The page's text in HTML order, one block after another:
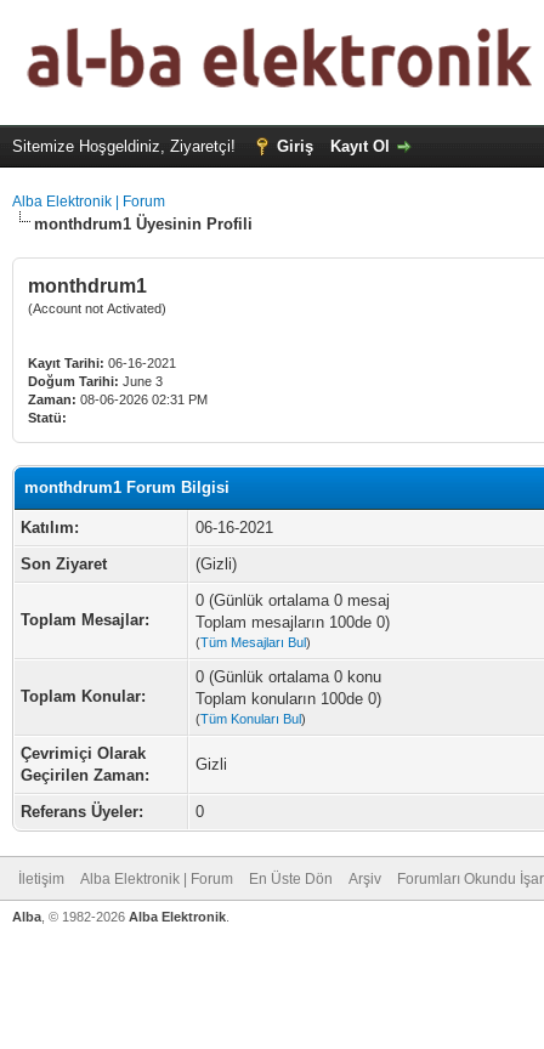
Sitemize Hoşgeldiniz, Ziyaretçi! Giriş Kayıt Ol
Alba Elektronik | Forum
monthdrum1 Üyesinin Profili
monthdrum1
(Account not Activated)
Kayıt Tarihi: 06-16-2021
Doğum Tarihi: June 3
Zaman: 08-06-2026 02:31 PM
Statü:
monthdrum1 Forum Bilgisi
Katılım:
06-16-2021
Son Ziyaret
(Gizli)
Toplam Mesajlar:
0 (Günlük ortalama 0 mesaj
Toplam mesajların 100de 0)
(Tüm Mesajları Bul)
Toplam Konular:
0 (Günlük ortalama 0 konu
Toplam konuların 100de 0)
(Tüm Konuları Bul)
Çevrimiçi Olarak
Geçirilen Zaman:
Gizli
Referans Üyeler: 0
İletişim Alba Elektronik | Forum En Üste Dön Arşiv Forumları Okundu
Alba , © 1982-2026 Alba Elektronik